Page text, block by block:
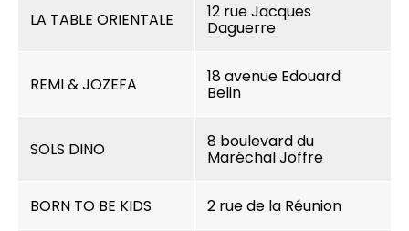
LA TABLE ORIENTALE 12 rue Jacques
Daguerre
REMI & JOZEFA 18 avenue Edouard
Belin
SOLS DINO 8 boulevard du
Maréchal Joffre
BORN TO BE KIDS 2 rue de la Réunion